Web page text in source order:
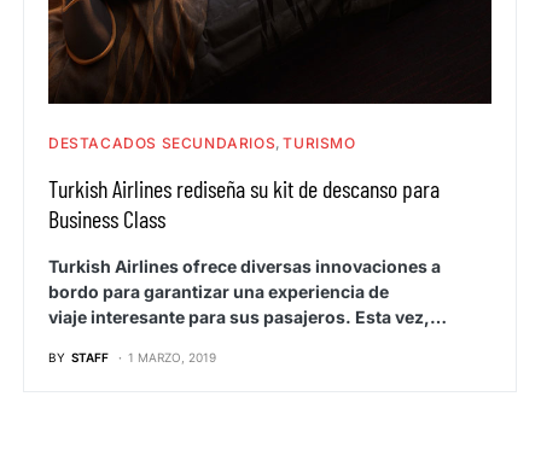
DESTACADOS SECUNDARIOS TURISMO
Turkish Airlines rediseña su kit de descanso para
Business Class
Turkish Airlines ofrece diversas innovaciones a
bordo para garantizar una experiencia de
viaje interesante para sus pasajeros. Esta vez,…
BY STAFF 1 MARZO, 2019